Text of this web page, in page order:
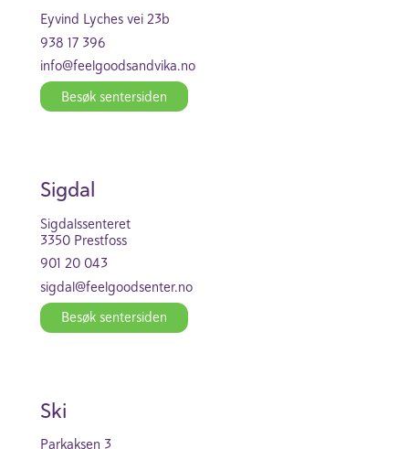
Eyvind Lyches vei 23b
938 17 396
info@feel­good­s­and­vika.no
Besøk senter­siden
Sigdal
Sigdals­se­n­teret
3350 Prest­foss
901 20 043
sigdal@feel­good­se­nter.no
Besøk senter­siden
Ski
Parka­ksen 3